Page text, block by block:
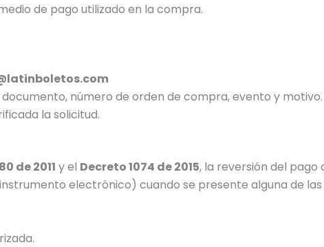
de pago utilizado en la compra.
número de orden de compra, evento y motivo.
la solicitud.
de 2011 y el Decreto 1074 de 2015, la reversión del pago
electrónico) cuando se presente alguna de las